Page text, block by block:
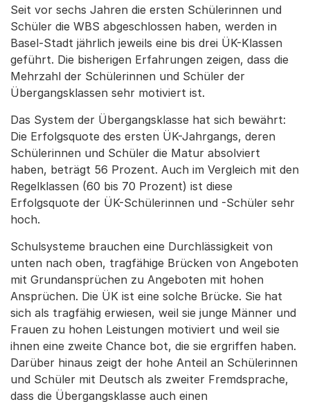
Seit vor sechs Jahren die ersten Schülerinnen und
Schüler die WBS abgeschlossen haben, werden in
Basel-Stadt jährlich jeweils eine bis drei ÜK-Klassen
geführt. Die bisherigen Erfahrungen zeigen, dass die
Mehrzahl der Schülerinnen und Schüler der
Übergangsklassen sehr motiviert ist.
Das System der Übergangsklasse hat sich bewährt:
Die Erfolgsquote des ersten ÜK-Jahrgangs, deren
Schülerinnen und Schüler die Matur absolviert
haben, beträgt 56 Prozent. Auch im Vergleich mit den
Regelklassen (60 bis 70 Prozent) ist diese
Erfolgsquote der ÜK-Schülerinnen und -Schüler sehr
hoch.
Schulsysteme brauchen eine Durchlässigkeit von
unten nach oben, tragfähige Brücken von Angeboten
mit Grundansprüchen zu Angeboten mit hohen
Ansprüchen. Die ÜK ist eine solche Brücke. Sie hat
sich als tragfähig erwiesen, weil sie junge Männer und
Frauen zu hohen Leistungen motiviert und weil sie
ihnen eine zweite Chance bot, die sie ergriffen haben.
Darüber hinaus zeigt der hohe Anteil an Schülerinnen
und Schüler mit Deutsch als zweiter Fremdsprache,
dass die Übergangsklasse auch einen